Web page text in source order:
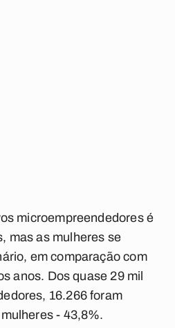
microempreendedores é
mas as mulheres se
em comparação com
anos. Dos quase 29 mil
16.266 foram
- 43,8%.